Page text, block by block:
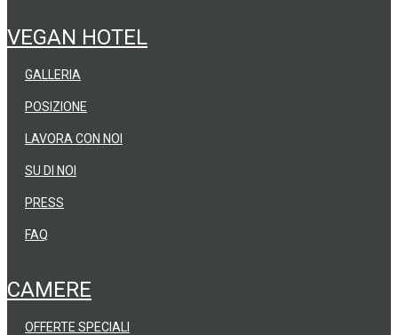
VEGAN HOTEL
SU DI NOI
PRESS
FAQ
GALLERIA
POSIZIONE
LAVORA CON NOI
CAMERE
OFFERTE SPECIALI